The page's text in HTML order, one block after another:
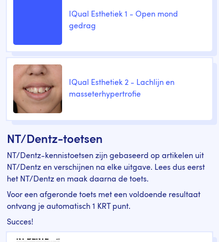
IQual Esthetiek 1 - Open mond
gedrag
IQual Esthetiek 2 - Lachlijn en
masseterhypertrofie
NT/Dentz-toetsen
NT/Dentz-kennistoetsen zijn gebaseerd op artikelen uit
NT/Dentz en verschijnen na elke uitgave. Lees dus eerst
het NT/Dentz en maak daarna de toets.
Voor een afgeronde toets met een voldoende resultaat
ontvang je automatisch 1 KRT punt.
Succes!